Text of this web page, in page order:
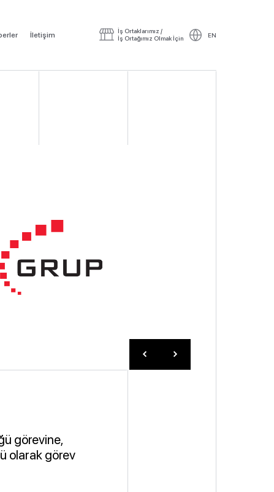
İletişim
İş Ortaklarımız /
İş Ortağımız Olmak İçin
EN
görevine,
olarak görev